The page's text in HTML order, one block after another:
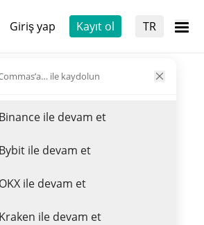
Giriş yap Kayıt ol TR
ile kaydolun
Binance ile devam et
Bybit ile devam et
OKX ile devam et
Kraken ile devam et